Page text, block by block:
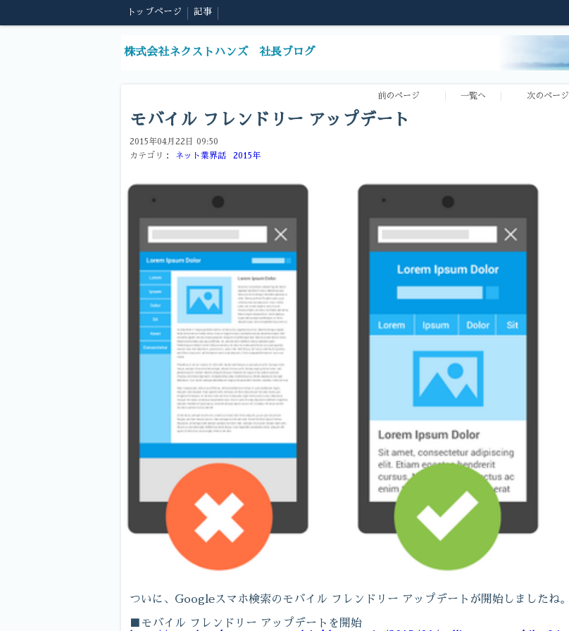
トップページ 記事
株式会社ネクストハンズ 社長ブログ
前のページ 一覧へ 次のページ
モバイル フレンドリー アップデート
2015年04月22日 09:50
カテゴリ：
ネット業界話 2015年
ついに、Googleスマホ検索のモバイル フレンドリー アップデートが開始しましたね。
■モバイル フレンドリー アップデートを開始